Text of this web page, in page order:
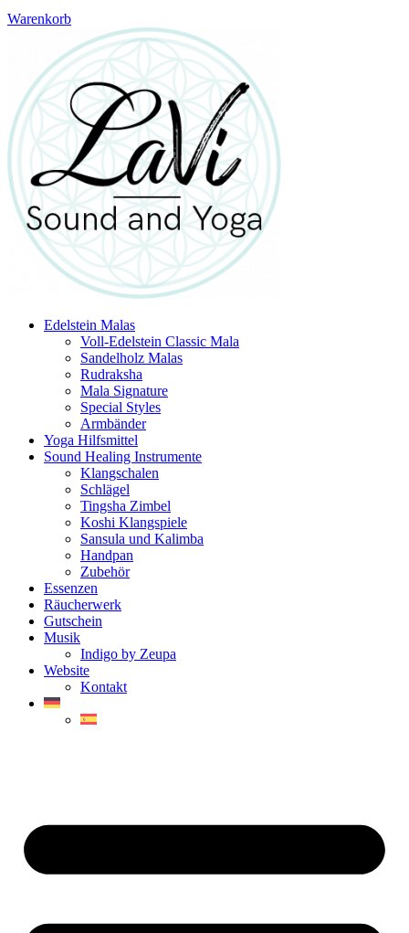
Warenkorb
Edelstein Malas
Voll-Edelstein Classic Mala
Sandelholz Malas
Rudraksha
Mala Signature
Special Styles
Armbänder
Yoga Hilfsmittel
Sound Healing Instrumente
Klangschalen
Schlägel
Tingsha Zimbel
Koshi Klangspiele
Sansula und Kalimba
Handpan
Zubehör
Essenzen
Räucherwerk
Gutschein
Musik
Indigo by Zeupa
Website
Kontakt